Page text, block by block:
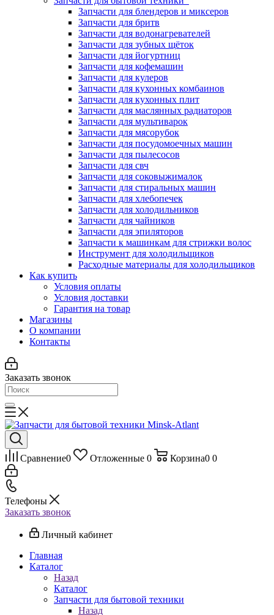
Запчасти для блендеров и миксеров
Запчасти для бритв
Запчасти для водонагревателей
Запчасти для зубных щёток
Запчасти для йогуртниц
Запчасти для кофемашин
Запчасти для кулеров
Запчасти для кухонных комбаинов
Запчасти для кухонных плит
Запчасти для маслянных радиаторов
Запчасти для мультиварок
Запчасти для мясорубок
Запчасти для посудомоечных машин
Запчасти для пылесосов
Запчасти для свч
Запчасти для соковыжималок
Запчасти для стиральных машин
Запчасти для хлебопечек
Запчасти для холодильников
Запчасти для чайников
Запчасти для эпиляторов
Запчасти к машинкам для стрижки волос
Инструмент для холодильщиков
Расходные материалы для холодильщиков
Как купить
Условия оплаты
Условия доставки
Гарантия на товар
Магазины
О компании
Контакты
Заказать звонок
Сравнение0 Отложенные 0 Корзина0 0
Телефоны
Заказать звонок
Личный кабинет
Главная
Каталог
Назад
Каталог
Запчасти для бытовой техники
Назад